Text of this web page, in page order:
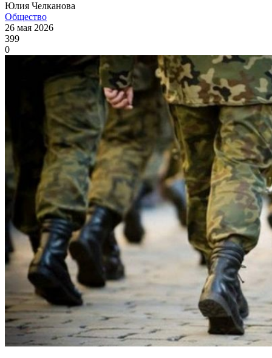
Юлия Челканова
Общество
26 мая 2026
399
0